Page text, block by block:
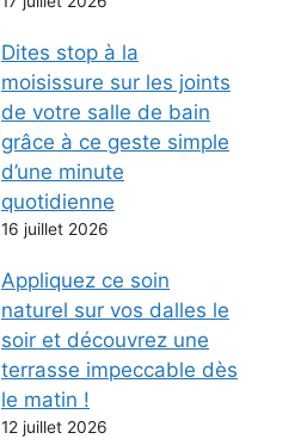
Dites stop à la
moisissure sur les joints
de votre salle de bain
grâce à ce geste simple
d’une minute
quotidienne
16 juillet 2026
Appliquez ce soin
naturel sur vos dalles le
soir et découvrez une
terrasse impeccable dès
le matin !
12 juillet 2026